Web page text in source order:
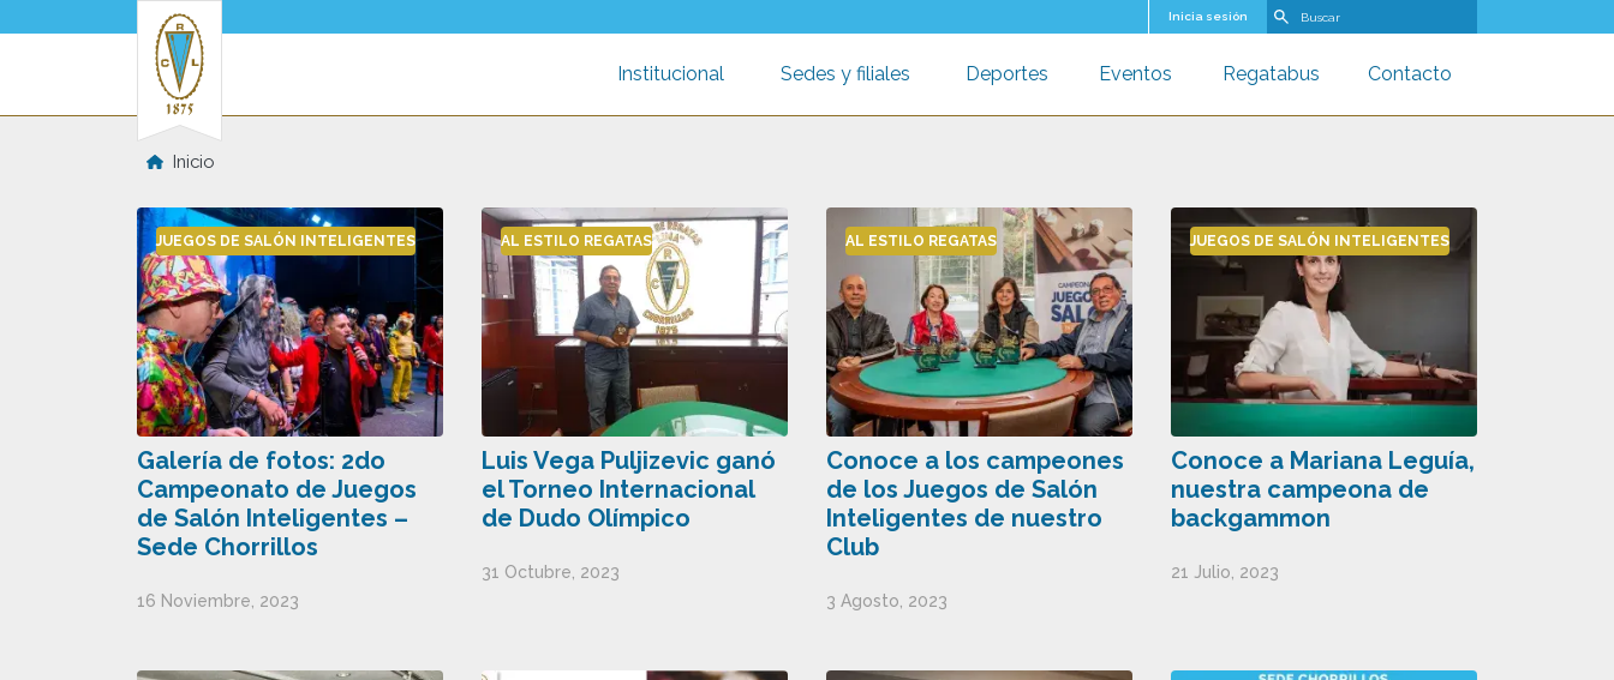
Pasar al contenido principal Inicia sesión Buscar
Institucional
Toggle submenu
Sedes y filiales
Toggle submenu
Deportes
Toggle submenu
Eventos
Toggle submenu
Regatabus Contacto
Inicio
JUEGOS DE SALÓN INTELIGENTES
Galería de fotos: 2do
Campeonato de Juegos
de Salón Inteligentes –
Sede Chorrillos
16 Noviembre, 2023
AL ESTILO REGATAS
Luis Vega Puljizevic ganó
el Torneo Internacional
de Dudo Olímpico
31 Octubre, 2023
AL ESTILO REGATAS
Conoce a los campeones
de los Juegos de Salón
Inteligentes de nuestro
Club
3 Agosto, 2023
JUEGOS DE SALÓN INTELIGENTES
Conoce a Mariana Leguía,
nuestra campeona de
backgammon
21 Julio, 2023